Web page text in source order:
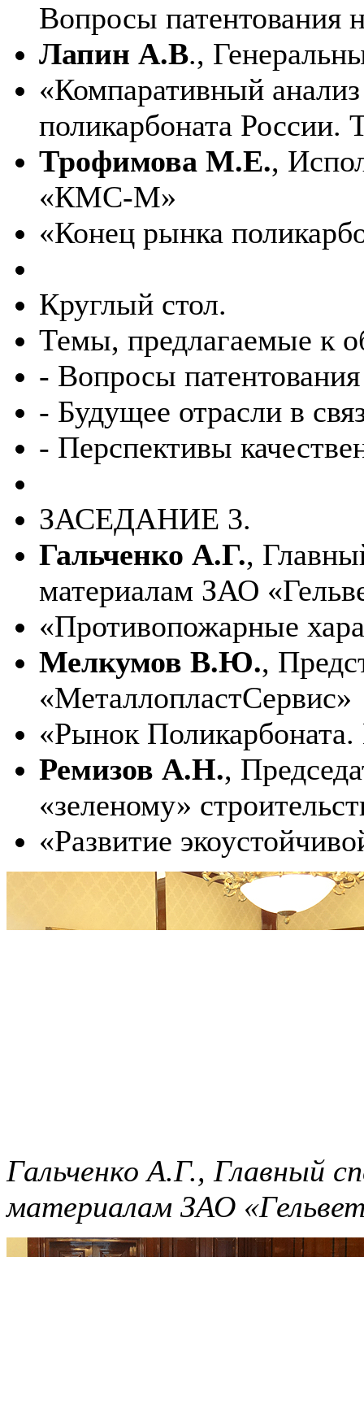
Вопросы патентования
Лапин А.В.,
«Компаративный
поликарбоната России.
Трофимова М.Е.,
«КМС-М»
«Конец рынка
Круглый стол.
Темы, предлагаемые к
- Вопросы
- Будущее отрасли в
- Перспективы
ЗАСЕДАНИЕ 3.
Гальченко А.Г.,
материалам ЗАО
«Противопожарные
Мелкумов В.Ю.,
«МеталлопластСервис»
«Рынок Поликарбоната.
Ремизов А.Н.,
«зеленому»
«Развитие
Гальченко А.Г., Главный
материалам ЗАО